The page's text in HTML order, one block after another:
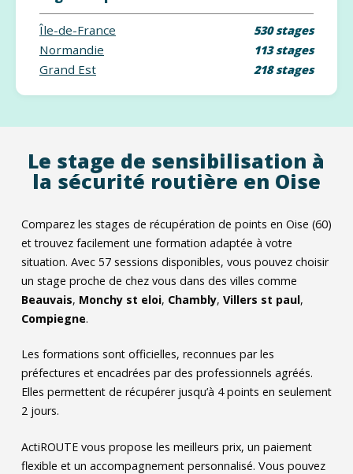
Île-de-France 530 stages
Normandie 113 stages
Grand Est 218 stages
Le stage de sensibilisation à
la sécurité routière en Oise
Comparez les stages de récupération de points en Oise (60)
et trouvez facilement une formation adaptée à votre
situation. Avec 57sessions disponibles, vous pouvez choisir
un stage proche de chez vous dans des villes comme
Beauvais, Monchy st eloi, Chambly, Villers st paul,
Compiegne.
Les formations sont officielles, reconnues par les
préfectures et encadrées par des professionnels agréés.
Elles permettent de récupérer jusqu’à 4 points en seulement
2 jours.
ActiROUTE vous propose les meilleurs prix, un paiement
flexible et un accompagnement personnalisé. Vous pouvez